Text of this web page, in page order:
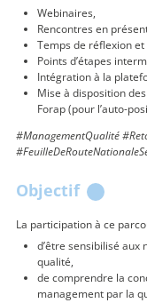
Webinaires,
Rencontres en
Temps de réflexion et
Points d’étapes
Intégration à la
Mise à disposition
Forap (pour l’auto-
#ManagementQualité
Objectif
La participation à ce
d’être sensibilisé
qualité,
de comprendre la
management par la